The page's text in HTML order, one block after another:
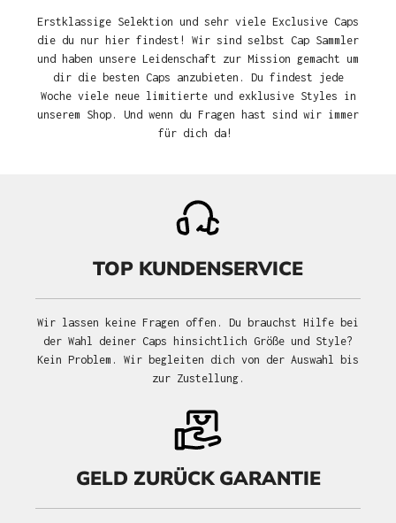
Erstklassige Selektion und sehr viele Exclusive Caps
die du nur hier findest! Wir sind selbst Cap Sammler
und haben unsere Leidenschaft zur Mission gemacht um
dir die besten Caps anzubieten. Du findest jede
Woche viele neue limitierte und exklusive Styles in
unserem Shop. Und wenn du Fragen hast sind wir immer
für dich da!
TOP KUNDENSERVICE
Wir lassen keine Fragen offen. Du brauchst Hilfe bei
der Wahl deiner Caps hinsichtlich Größe und Style?
Kein Problem. Wir begleiten dich von der Auswahl bis
zur Zustellung.
GELD ZURÜCK GARANTIE